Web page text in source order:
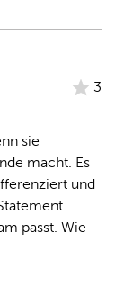
3
sie
macht. Es
und
passt. Wie